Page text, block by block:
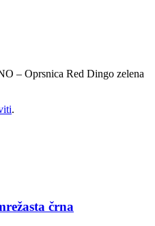
– Oprsnica Red Dingo zelena
.
črna